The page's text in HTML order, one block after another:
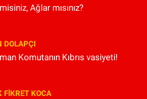
Ağlar mısınız?
DOLAPÇI
Komutanın Kıbrıs vasiyeti!
FIKRET KOCA